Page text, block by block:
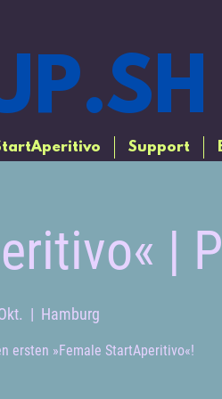
Support
|
  |
Hamburg
ersten »Female StartAperitivo«!